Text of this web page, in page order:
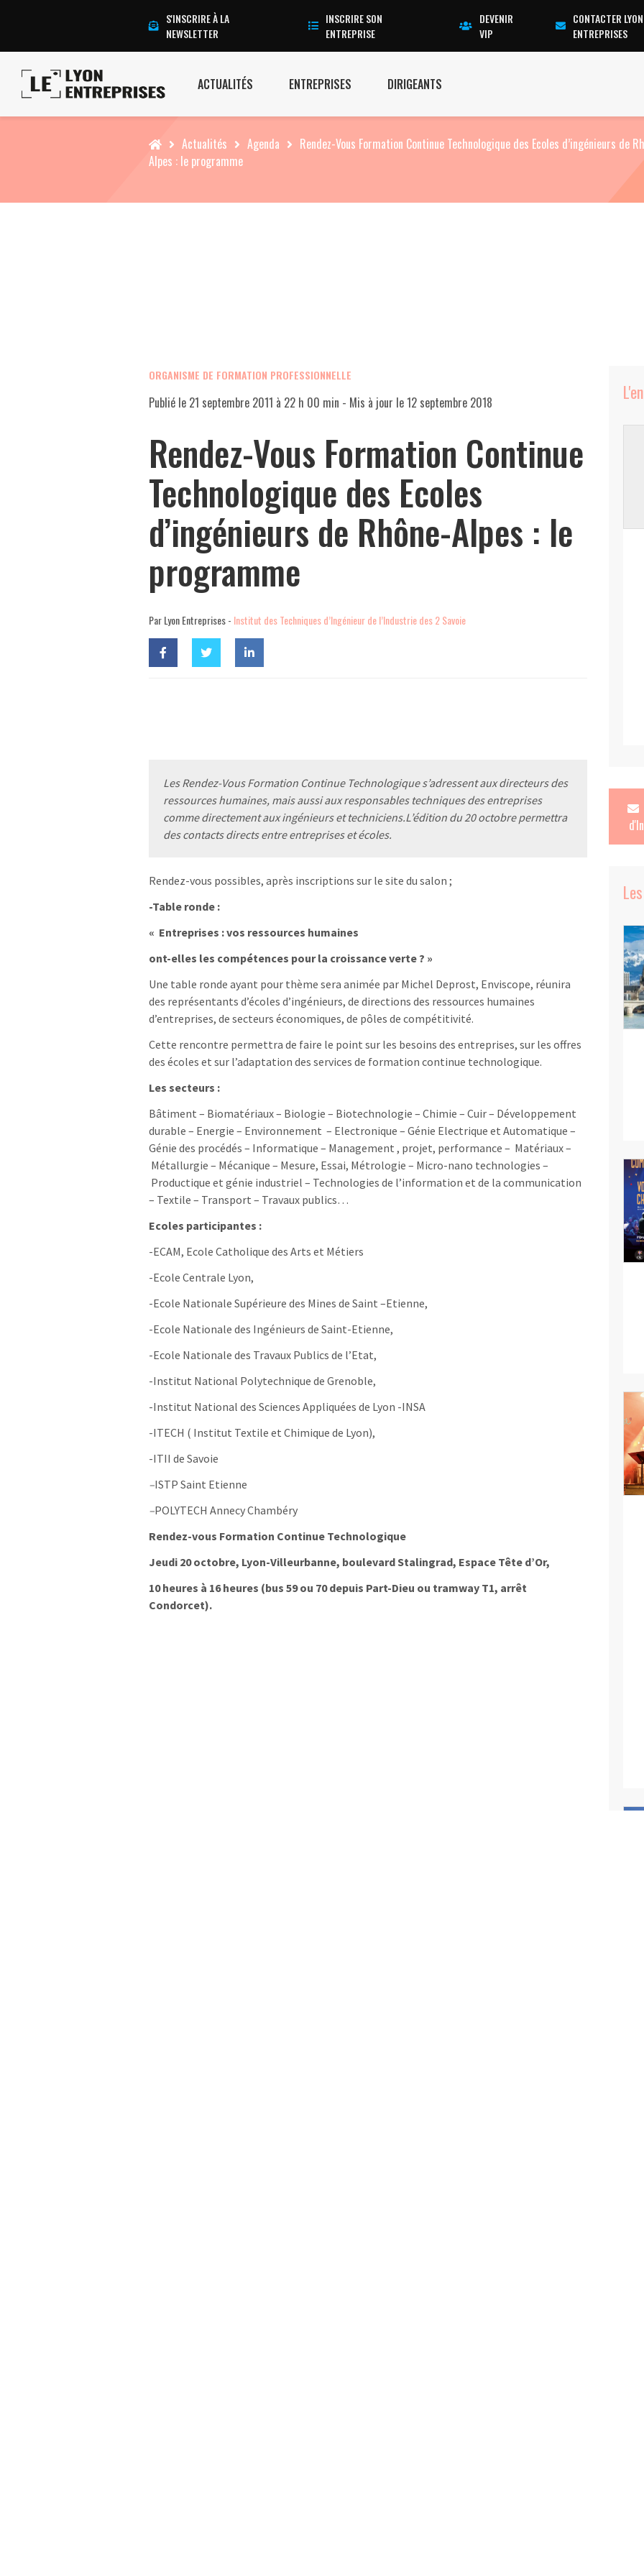
S'INSCRIRE À LA
NEWSLETTER
INSCRIRE SON
ENTREPRISE
DEVENIR
VIP
CONTACTER LYON
ENTREPRISES
ACTUALITÉS ENTREPRISES DIRIGEANTS
Accueil Actualités Agenda
Rendez-Vous Formation Continue Technologique des Ecoles d’ingénieurs de
Alpes : le programme
ORGANISME DE FORMATION PROFESSIONNELLE
Publié le 21 septembre 2011 à 22 h 00 min - Mis à jour le12 septembre 2018
Rendez-Vous Formation Continue
Technologique des Ecoles
d’ingénieurs de Rhône-Alpes : le
programme
Par Lyon Entreprises - Institut des Techniques d’Ingénieur de l’Industrie des 2 Savoie
Les Rendez-Vous Formation Continue Technologique s’adressent aux directeurs des
ressources humaines, mais aussi aux responsables techniques des entreprises
comme directement aux ingénieurs et techniciens.L’édition du 20 octobre permettra
des contacts directs entre entreprises et écoles.
Rendez-vous possibles, après inscriptions sur le site du salon ;
-Table ronde :
« Entreprises : vos ressources humaines
ont-elles les compétences pour la croissance verte ? »
Une table ronde ayant pour thème sera animée par Michel Deprost, Enviscope, réunira
des représentants d’écoles d’ingénieurs, de directions des ressources humaines
d’entreprises, de secteurs économiques, de pôles de compétitivité.
Cette rencontre permettra de faire le point sur les besoins des entreprises, sur les offres
des écoles et sur l’adaptation des services de formation continue technologique.
Les secteurs :
Bâtiment – Biomatériaux – Biologie – Biotechnologie – Chimie – Cuir – Développement
durable – Energie – Environnement – Electronique – Génie Electrique et Automatique –
Génie des procédés – Informatique – Management , projet, performance – Matériaux –
Métallurgie – Mécanique – Mesure, Essai, Métrologie – Micro-nano technologies –
Productique et génie industriel – Technologies de l’information et de la communication
– Textile – Transport – Travaux publics…
Ecoles participantes :
-ECAM, Ecole Catholique des Arts et Métiers
-Ecole Centrale Lyon,
-Ecole Nationale Supérieure des Mines de Saint –Etienne,
-Ecole Nationale des Ingénieurs de Saint-Etienne,
-Ecole Nationale des Travaux Publics de l’Etat,
-Institut National Polytechnique de Grenoble,
-Institut National des Sciences Appliquées de Lyon -INSA
-ITECH ( Institut Textile et Chimique de Lyon),
-ITII de Savoie
–ISTP Saint Etienne
–POLYTECH Annecy Chambéry
Rendez-vous Formation Continue Technologique
Jeudi 20 octobre, Lyon-Villeurbanne, boulevard Stalingrad, Espace Tête d’Or,
10 heures à 16 heures (bus 59 ou 70 depuis Part-Dieu ou tramway T1, arrêt
Condorcet).